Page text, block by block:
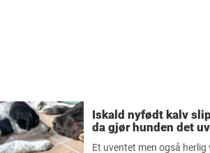
Iskald nyfødt kalv
da gjør hunden det
familien til å agere
Et uventet men også